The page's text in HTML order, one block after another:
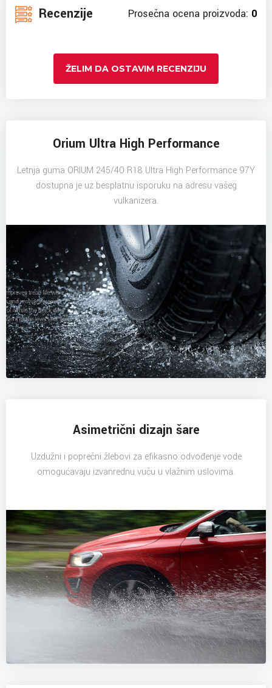
Recenzije Prosečna ocena proizvoda: 0
ŽELIM DA OSTAVIM RECENZIJU
Orium Ultra High Performance
Letnja guma ORIUM 245/40 R18 Ultra High Performance 97Y
dostupna je uz besplatnu isporuku na adresu vašeg
vulkanizera.
Asimetrični dizajn šare
Uzdužni i poprečni žlebovi za efikasno odvođenje vode
omogućavaju izvanrednu vuču u vlažnim uslovima.